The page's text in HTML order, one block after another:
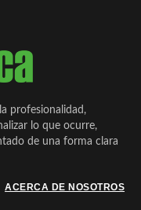
profesionalidad,
lo que ocurre,
de una forma clara
ACERCA DE NOSOTROS